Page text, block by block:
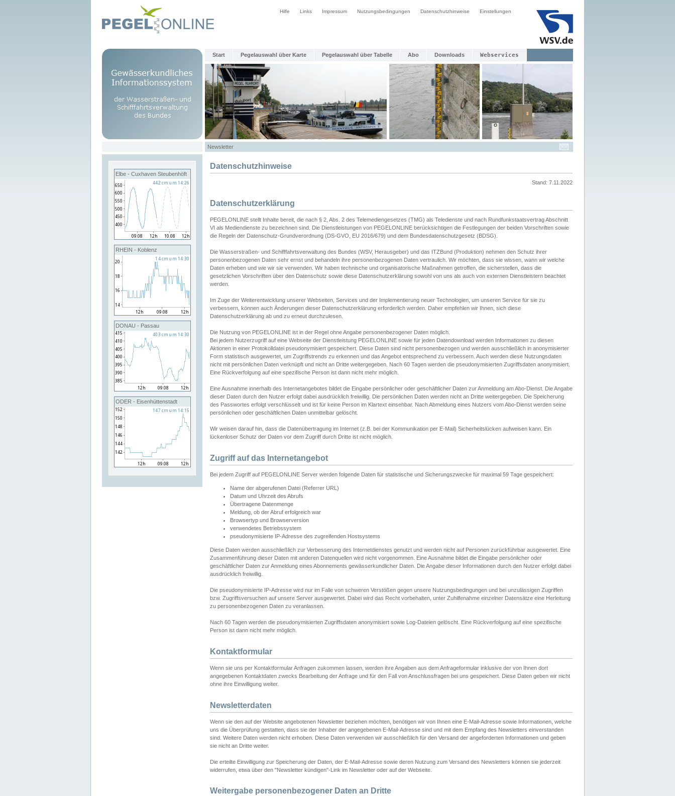
Hilfe Links Impressum Nutzungsbedingungen Datenschutzhinweise Einstellungen
Start Pegelauswahl über Karte Pegelauswahl über Tabelle Abo Downloads Webservices
Newsletter
Elbe - Cuxhaven Steubenhöft
RHEIN - Koblenz
DONAU - Passau
ODER - Eisenhüttenstadt
Datenschutzhinweise
Stand: 7.11.2022
Datenschutzerklärung
PEGELONLINE stellt Inhalte bereit, die nach § 2, Abs. 2 des Telemediengesetzes (TMG) als Teledienste und nach Rundfunkstaatsvertrag Abschnitt
VI als Mediendienste zu bezeichnen sind. Die Dienstleistungen von PEGELONLINE berücksichtigen die Festlegungen der beiden Vorschriften sowie
die Regeln der Datenschutz-Grundverordnung (DS-GVO, EU 2016/679) und dem Bundesdatenschutzgesetz (BDSG).
Die Wasserstraßen- und Schifffahrtsverwaltung des Bundes (WSV, Herausgeber) und das ITZBund (Produktion) nehmen den Schutz ihrer
personenbezogenen Daten sehr ernst und behandeln ihre personenbezogenen Daten vertraulich. Wir möchten, dass sie wissen, wann wir welche
Daten erheben und wie wir sie verwenden. Wir haben technische und organisatorische Maßnahmen getroffen, die sicherstellen, dass die
gesetzlichen Vorschriften über den Datenschutz sowie diese Datenschutzerklärung sowohl von uns als auch von externen Dienstleistern beachtet
werden.
Im Zuge der Weiterentwicklung unserer Webseiten, Services und der Implementierung neuer Technologien, um unseren Service für sie zu
verbessern, können auch Änderungen dieser Datenschutzerklärung erforderlich werden. Daher empfehlen wir Ihnen, sich diese
Datenschutzerklärung ab und zu erneut durchzulesen.
Die Nutzung von PEGELONLINE ist in der Regel ohne Angabe personenbezogener Daten möglich.
Bei jedem Nutzerzugriff auf eine Webseite der Dienstleistung PEGELONLINE sowie für jeden Datendownload werden Informationen zu diesen
Aktionen in einer Protokolldatei pseudonymisiert gespeichert. Diese Daten sind nicht personenbezogen und werden ausschließlich in anonymisierter
Form statistisch ausgewertet, um Zugriffstrends zu erkennen und das Angebot entsprechend zu verbessern. Auch werden diese Nutzungsdaten
nicht mit persönlichen Daten verknüpft und nicht an Dritte weitergegeben. Nach 60 Tagen werden die pseudonymisierten Zugriffsdaten anonymisiert.
Eine Rückverfolgung auf eine spezifische Person ist dann nicht mehr möglich.
Eine Ausnahme innerhalb des Internetangebotes bildet die Eingabe persönlicher oder geschäftlicher Daten zur Anmeldung am Abo-Dienst. Die Angabe
dieser Daten durch den Nutzer erfolgt dabei ausdrücklich freiwillig. Die persönlichen Daten werden nicht an Dritte weitergegeben. Die Speicherung
des Passwortes erfolgt verschlüsselt und ist für keine Person im Klartext einsehbar. Nach Abmeldung eines Nutzers vom Abo-Dienst werden seine
persönlichen oder geschäftlichen Daten unmittelbar gelöscht.
Wir weisen darauf hin, dass die Datenübertragung im Internet (z.B. bei der Kommunikation per E-Mail) Sicherheitslücken aufweisen kann. Ein
lückenloser Schutz der Daten vor dem Zugriff durch Dritte ist nicht möglich.
Zugriff auf das Internetangebot
Bei jedem Zugriff auf PEGELONLINE Server werden folgende Daten für statistische und Sicherungszwecke für maximal 59 Tage gespeichert:
Name der abgerufenen Datei (Referrer URL)
Datum und Uhrzeit des Abrufs
Übertragene Datenmenge
Meldung, ob der Abruf erfolgreich war
Browsertyp und Browserversion
verwendetes Betriebssystem
pseudonymisierte IP-Adresse des zugreifenden Hostsystems
Diese Daten werden ausschließlich zur Verbesserung des Internetdienstes genutzt und werden nicht auf Personen zurückführbar ausgewertet. Eine
Zusammenführung dieser Daten mit anderen Datenquellen wird nicht vorgenommen. Eine Ausnahme bildet die Eingabe persönlicher oder
geschäftlicher Daten zur Anmeldung eines Abonnements gewässerkundlicher Daten. Die Angabe dieser Informationen durch den Nutzer erfolgt dabei
ausdrücklich freiwillig.
Die pseudonymisierte IP-Adresse wird nur im Falle von schweren Verstößen gegen unsere Nutzungsbedingungen und bei unzulässigen Zugriffen
bzw. Zugriffsversuchen auf unsere Server ausgewertet. Dabei wird das Recht vorbehalten, unter Zuhilfenahme einzelner Datensätze eine Herleitung
zu personenbezogenen Daten zu veranlassen.
Nach 60 Tagen werden die pseudonymisierten Zugriffsdaten anonymisiert sowie Log-Dateien gelöscht. Eine Rückverfolgung auf eine spezifische
Person ist dann nicht mehr möglich.
Kontaktformular
Wenn sie uns per Kontaktformular Anfragen zukommen lassen, werden ihre Angaben aus dem Anfrageformular inklusive der von Ihnen dort
angegebenen Kontaktdaten zwecks Bearbeitung der Anfrage und für den Fall von Anschlussfragen bei uns gespeichert. Diese Daten geben wir nicht
ohne ihre Einwilligung weiter.
Newsletterdaten
Wenn sie den auf der Website angebotenen Newsletter beziehen möchten, benötigen wir von Ihnen eine E-Mail-Adresse sowie Informationen, welche
uns die Überprüfung gestatten, dass sie der Inhaber der angegebenen E-Mail-Adresse sind und mit dem Empfang des Newsletters einverstanden
sind. Weitere Daten werden nicht erhoben. Diese Daten verwenden wir ausschließlich für den Versand der angeforderten Informationen und geben
sie nicht an Dritte weiter.
Die erteilte Einwilligung zur Speicherung der Daten, der E-Mail-Adresse sowie deren Nutzung zum Versand des Newsletters können sie jederzeit
widerrufen, etwa über den "Newsletter kündigen"-Link im Newsletter oder auf der Webseite.
Weitergabe personenbezogener Daten an Dritte